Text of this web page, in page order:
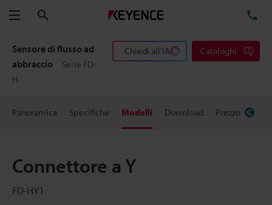
Menu
Sensore di flusso ad
abbraccio
Serie FD-
H
Chiedi all'IA Cataloghi
Panoramica Specifiche Modelli Download Prezzo
Connettore a Y
FD-HY1